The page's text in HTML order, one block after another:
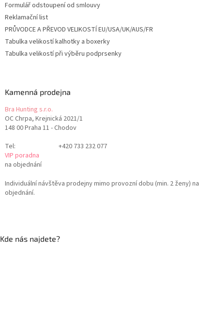
Formulář odstoupení od smlouvy
Reklamační list
PRŮVODCE A PŘEVOD VELIKOSTÍ EU/USA/UK/AUS/FR
Tabulka velikostí kalhotky a boxerky
Tabulka velikostí při výběru podprsenky
Kamenná prodejna
Bra Hunting s.r.o.
OC Chrpa, Krejnická 2021/1
148 00 Praha 11 - Chodov
Tel:
+420 733 232 077
VIP poradna
na objednání
Individuální návštěva prodejny mimo provozní dobu (min. 2 ženy) na
objednání.
Kde nás najdete?